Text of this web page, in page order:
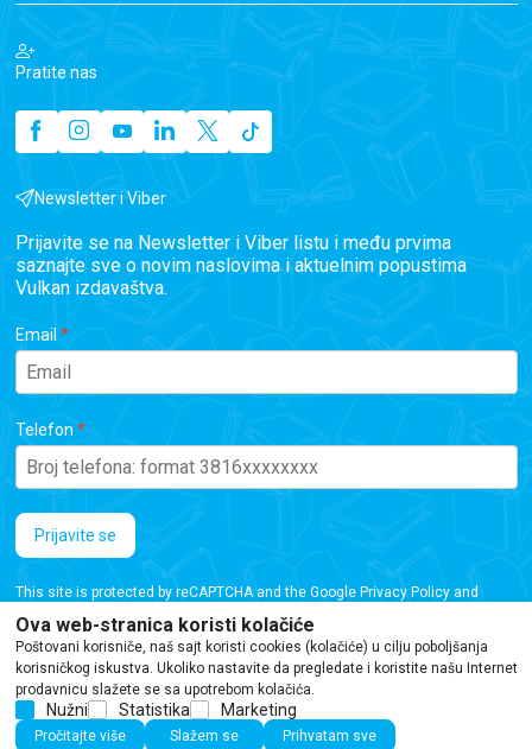
Pratite nas
Newsletter i Viber
Prijavite se na Newsletter i Viber listu i među prvima
saznajte sve o novim naslovima i aktuelnim popustima
Vulkan izdavaštva.
Email
Telefon
Prijavite se
This site is protected by reCAPTCHA and the Google Privacy Policyand
Iako se trudimo da budemo tačni, informacije na ovoj veb stranici mogu sadržati
Ova web-stranica koristi kolačiće
Poštovani korisniče, naš sajt koristi cookies (kolačiće) u cilju poboljšanja
korisničkog iskustva. Ukoliko nastavite da pregledate i koristite našu Internet
prodavnicu slažete se sa upotrebom kolačića.
Nužni Statistika Marketing
Pročitajte više Slažem se Prihvatam sve